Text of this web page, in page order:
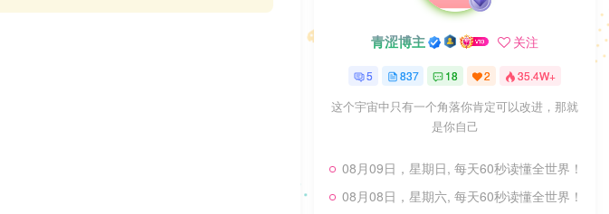
青涩博主 关注
5 837 18 2 35.4W+
这个宇宙中只有一个角落你肯定可以改进，那就
是你自己
08月09日，星期日, 每天60秒读懂全世界！
08月08日，星期六, 每天60秒读懂全世界！